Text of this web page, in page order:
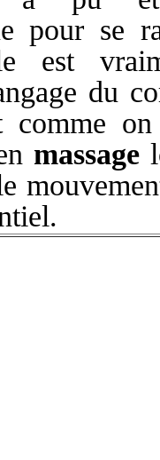
pour se
est
du
comme
massage